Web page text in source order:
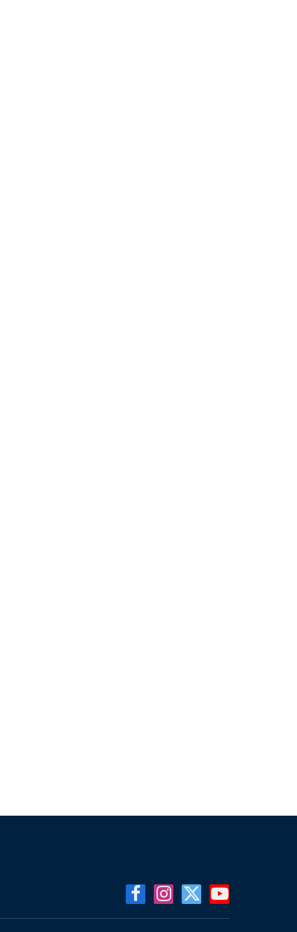
FacebookInstagram
X
(Twitter)
YouTube